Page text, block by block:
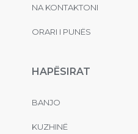
NA KONTAKTONI
ORARI I PUNËS
HAPËSIRAT
BANJO
KUZHINË